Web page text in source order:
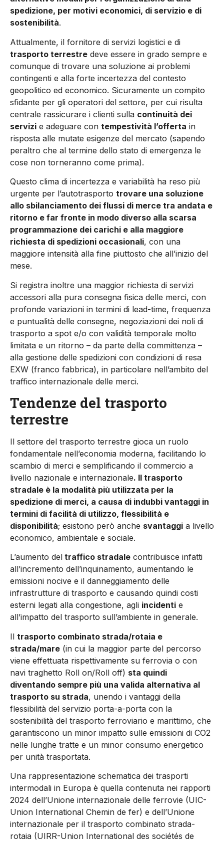
spedizione, per motivi economici, di servizio e di
sostenibilità.
Attualmente, il fornitore di servizi logistici e di
trasporto terrestre deve essere in grado sempre e
comunque di trovare una soluzione ai problemi
contingenti e alla forte incertezza del contesto
geopolitico ed economico. Sicuramente un compito
sfidante per gli operatori del settore, per cui risulta
centrale rassicurare i clienti sulla continuità dei
servizi e adeguare con tempestività l’offerta in
risposta alle mutate esigenze del mercato (sapendo
peraltro che al termine dello stato di emergenza le
cose non torneranno come prima).
Questo clima di incertezza e variabilità ha reso più
urgente per l’autotrasporto trovare una soluzione
allo sbilanciamento dei flussi di merce tra andata e
ritorno e far fronte in modo diverso alla scarsa
programmazione dei carichi e alla maggiore
richiesta di spedizioni occasionali, con una
maggiore intensità alla fine piuttosto che all’inizio del
mese.
Si registra inoltre una maggior richiesta di servizi
accessori alla pura consegna fisica delle merci, con
profonde variazioni in termini di lead-time, frequenza
e puntualità delle consegne, negoziazioni dei noli di
trasporto a spot e/o con validità temporale molto
limitata e un ritorno – da parte della committenza –
alla gestione delle spedizioni con condizioni di resa
EXW (franco fabbrica), in particolare nell’ambito del
traffico internazionale delle merci.
Tendenze del trasporto
terrestre
Il settore del trasporto terrestre gioca un ruolo
fondamentale nell’economia moderna, facilitando lo
scambio di merci e semplificando il commercio a
livello nazionale e internazionale. Il trasporto
stradale è la modalità più utilizzata per la
spedizione di merci, a causa di indubbi vantaggi in
termini di facilità di utilizzo, flessibilità e
disponibilità; esistono però anche svantaggi a livello
economico, ambientale e sociale.
L’aumento del traffico stradale contribuisce infatti
all’incremento dell’inquinamento, aumentando le
emissioni nocive e il danneggiamento delle
infrastrutture di trasporto e causando quindi costi
esterni legati alla congestione, agli incidenti e
all’impatto del trasporto sull’ambiente in generale.
Il trasporto combinato strada/rotaia e
strada/mare (in cui la maggior parte del percorso
viene effettuata rispettivamente su ferrovia o con
navi traghetto Roll on/Roll off) sta quindi
diventando sempre più una valida alternativa al
trasporto su strada, unendo i vantaggi della
flessibilità del servizio porta-a-porta con la
sostenibilità del trasporto ferroviario e marittimo, che
garantiscono un minor impatto sulle emissioni di CO2
nelle lunghe tratte e un minor consumo energetico
per unità trasportata.
Una rappresentazione schematica dei trasporti
intermodali in Europa è quella contenuta nei rapporti
2024 dell’Unione internazionale delle ferrovie (UIC-
Union International Chemin de fer) e dell’Unione
internazionale per il trasporto combinato strada-
rotaia (UIRR-Union International des sociétés de